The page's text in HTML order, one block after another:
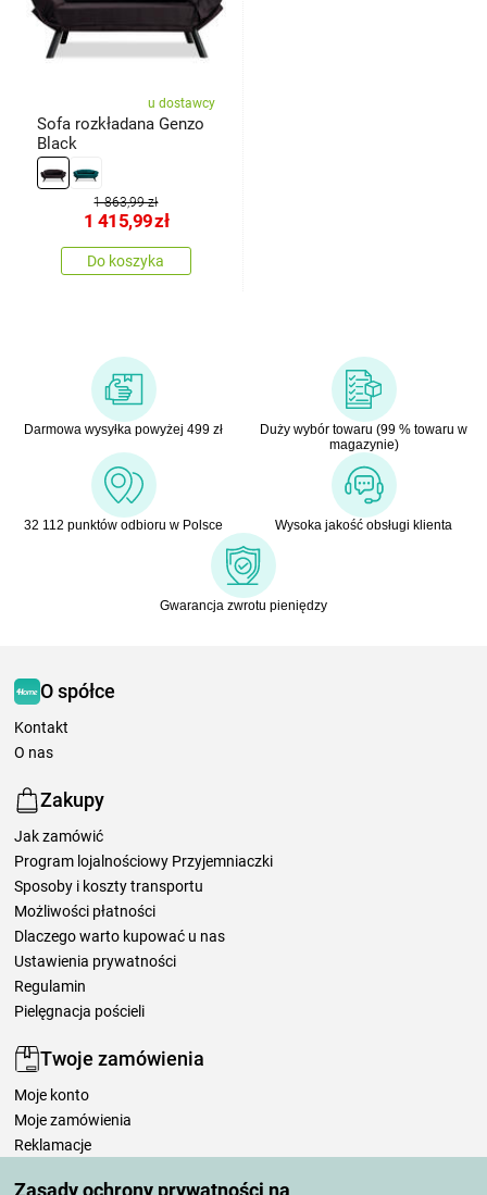
Zasady ochrony prywatności na
u dostawcy
Sofa rozkładana Genzo
Black
1 863,99 zł
1 415,99zł
Do koszyka
Darmowa wysyłka powyżej 499 zł
Duży wybór towaru (99 % towaru w
magazynie)
32 112 punktów odbioru w Polsce Wysoka jakość obsługi klienta
Gwarancja zwrotu pieniędzy
O spółce
Kontakt
O nas
Zakupy
Jak zamówić
Program lojalnościowy Przyjemniaczki
Sposoby i koszty transportu
Możliwości płatności
Dlaczego warto kupować u nas
Ustawienia prywatności
Regulamin
Pielęgnacja pościeli
Twoje zamówienia
Moje konto
Moje zamówienia
Reklamacje